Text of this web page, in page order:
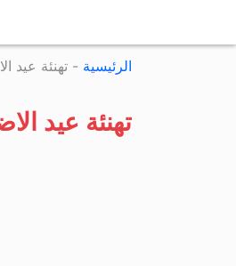
الرئيسية - تهنئة عيد
تهنئة عيد